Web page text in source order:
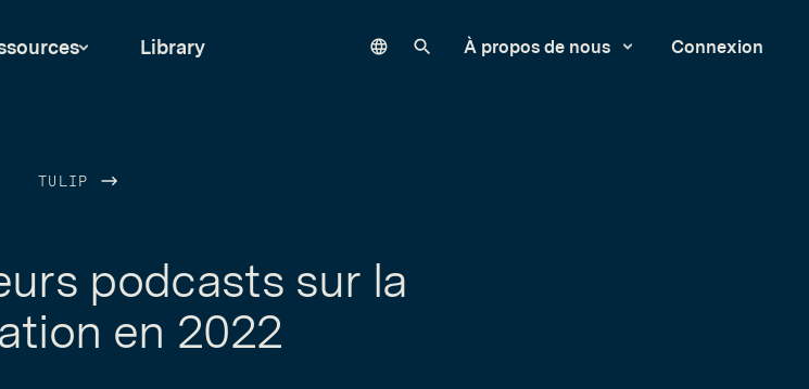
Library LanguageRechercher sur notre site
À propos de nous Connexion
TULIP
podcasts sur la
en 2022